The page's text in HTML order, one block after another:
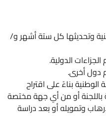
وتحديثها كل ستة أشهر و/
الدولية.
دول أخرى.
الوطنية بناءً على اقتراح
أو من أي جهة مختصة
وتمويله أو بعد دراسة